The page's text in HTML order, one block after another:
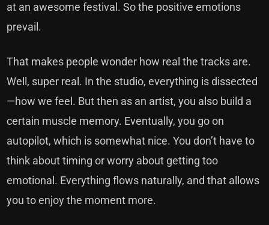
at an awesome festival. So the positive emotions
prevail.
That makes people wonder how real the tracks are.
Well, super real. In the studio, everything is dissected
—how we feel. But then as an artist, you also build a
certain muscle memory. Eventually, you go on
autopilot, which is somewhat nice. You don’t have to
think about timing or worry about getting too
emotional. Everything flows naturally, and that allows
you to enjoy the moment more.